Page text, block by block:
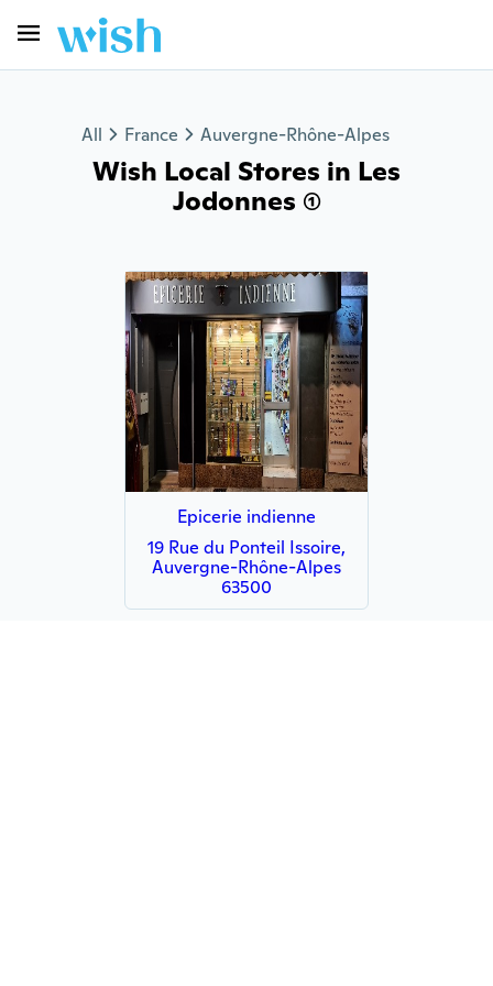
All France Auvergne-Rhône-Alpes
Wish Local Stores in Les
Jodonnes (1)
Epicerie indienne
19 Rue du Ponteil Issoire,
Auvergne-Rhône-Alpes
63500